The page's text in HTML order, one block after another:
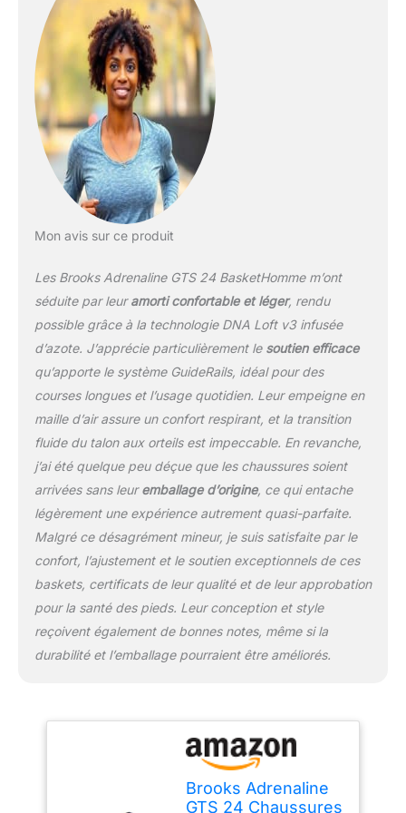
Adrenaline GTS 24 sont
certifiées PDAC A5500
pour diabétiques et ont
reçu le sceau
d’approbation de l'APMA.
Prédécesseur :
Adrenaline GTS 23.
Système de soutien
holistique GuideRails :
notre technologie
mouvement.
Rembourrage dynamique
: la mousse de la semelle
intermédiaire DNA Loft
v3 infusée d'azote offre
un amorti souple et fluide
qui s'adapte à votre
foulée unique pour un
confort léger kilomètre
après kilomètre. Tige de
qualité : la tige en maille
aérée technique offre
une respirabilité, une
élasticité et une structure
idéales pour un
ajustement confortable.
Transitions en douceur :
la semelle extérieure et la
semelle intermédiaire
favorisent des transitions
fluides pour que vous
Mon avis sur ce produit
Les Brooks Adrenaline GTS 24 BasketHomme m’ont
séduite par leuramorti confortable et léger, rendu
possible grâce à la technologie DNA Loft v3 infusée
d’azote. J’apprécie particulièrement le soutien efficace
qu’apporte le système GuideRails, idéal pour des
courses longues et l’usage quotidien. Leur empeigne en
maille d’air assure un confort respirant, et la transition
fluide du talon aux orteils est impeccable. En revanche,
j’ai été quelque peu déçue que les chaussures soient
arrivées sans leuremballage d’origine, ce qui entache
légèrement une expérience autrement quasi-parfaite.
Malgré ce désagrément mineur, je suis satisfaite par le
confort, l’ajustement et le soutien exceptionnels de ces
baskets, certificats de leur qualité et de leur approbation
pour la santé des pieds. Leur conception et style
reçoivent également de bonnes notes, même si la
durabilité et l’emballage pourraient être améliorés.
Brooks Adrenaline
GTS 24 Chaussures